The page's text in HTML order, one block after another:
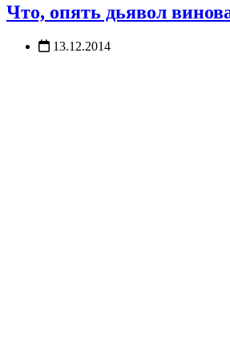
Что, опять дьявол
13.12.2014